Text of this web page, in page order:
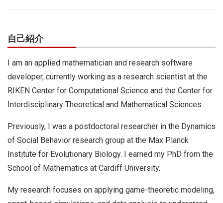
自己紹介
I am an applied mathematician and research software
developer, currently working as a research scientist at the
RIKEN Center for Computational Science and the Center for
Interdisciplinary Theoretical and Mathematical Sciences.
Previously, I was a postdoctoral researcher in the Dynamics
of Social Behavior research group at the Max Planck
Institute for Evolutionary Biology. I earned my PhD from the
School of Mathematics at Cardiff University.
My research focuses on applying game-theoretic modeling,